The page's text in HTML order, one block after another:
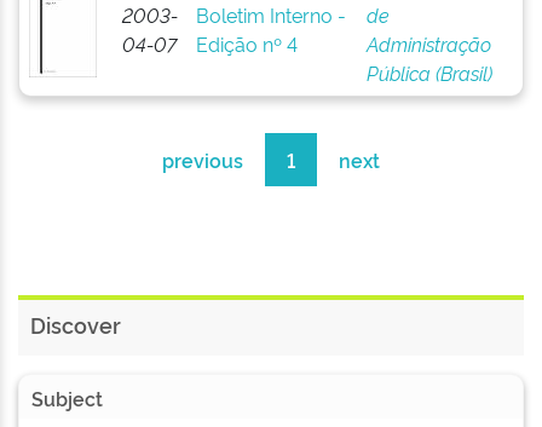
2003-
04-07
Boletim Interno -
Edição nº 4
de
Administração
Pública (Brasil)
previous 1 next
Discover
Subject